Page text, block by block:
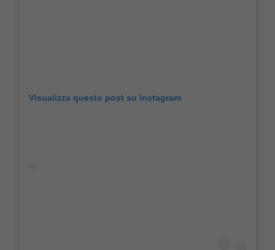
Visualizza questo post su Instagram